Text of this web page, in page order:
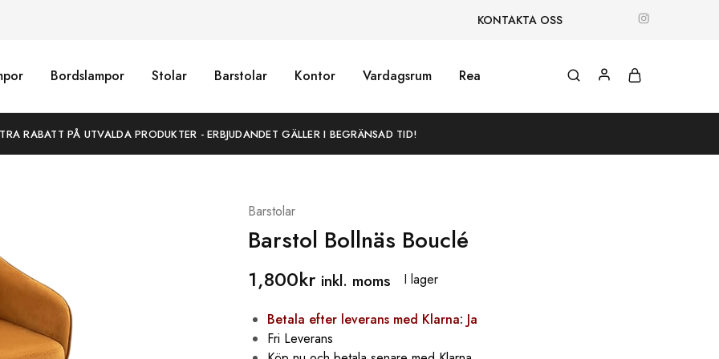
KONTAKTA OSS
Bordslampor Stolar Barstolar Kontor Vardagsrum Rea
RABATT PÅ UTVALDA PRODUKTER - ERBJUDANDET GÄLLER I BEGRÄNSAD TID!
Barstolar
Barstol Bollnäs Bouclé
1,800kr inkl. moms I lager
Betala efter leverans med Klarna: Ja
Fri Leverans